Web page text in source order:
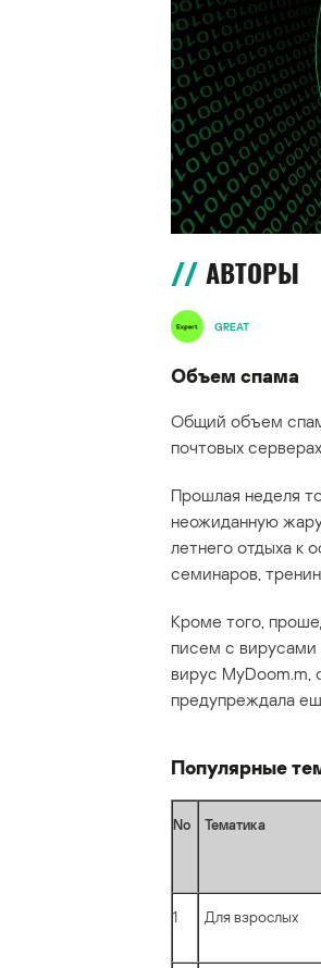
АВТОРЫ
GREAT
Объем спама
Общий объем
почтовых
Прошлая неделя
неожиданную
летнего отдыха к
семинаров,
Кроме того,
писем с вирусами
вирус MyDoom.m,
предупреждала
Популярные
No Тематика
1 Для взрослых